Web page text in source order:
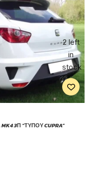
2 left
in
stock
3Π “ΤΎΠΟΥ CUPRA”